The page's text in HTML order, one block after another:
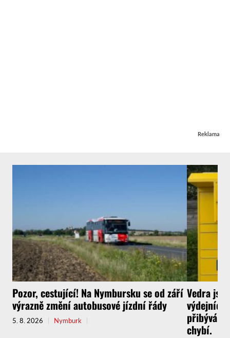
Reklama
Pozor, cestující! Na Nymbursku se od září
výrazně změní autobusové jízdní řády
5. 8. 2026 Nymburk
Vedra
výdejních
přibývá a
chybí.